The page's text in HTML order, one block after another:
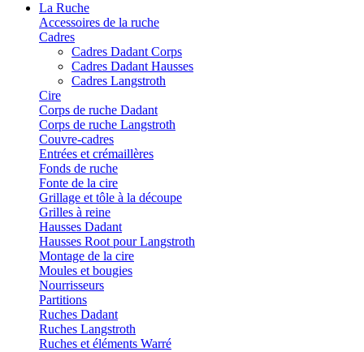
La Ruche
Accessoires de la ruche
Cadres
Cadres Dadant Corps
Cadres Dadant Hausses
Cadres Langstroth
Cire
Corps de ruche Dadant
Corps de ruche Langstroth
Couvre-cadres
Entrées et crémaillères
Fonds de ruche
Fonte de la cire
Grillage et tôle à la découpe
Grilles à reine
Hausses Dadant
Hausses Root pour Langstroth
Montage de la cire
Moules et bougies
Nourrisseurs
Partitions
Ruches Dadant
Ruches Langstroth
Ruches et éléments Warré